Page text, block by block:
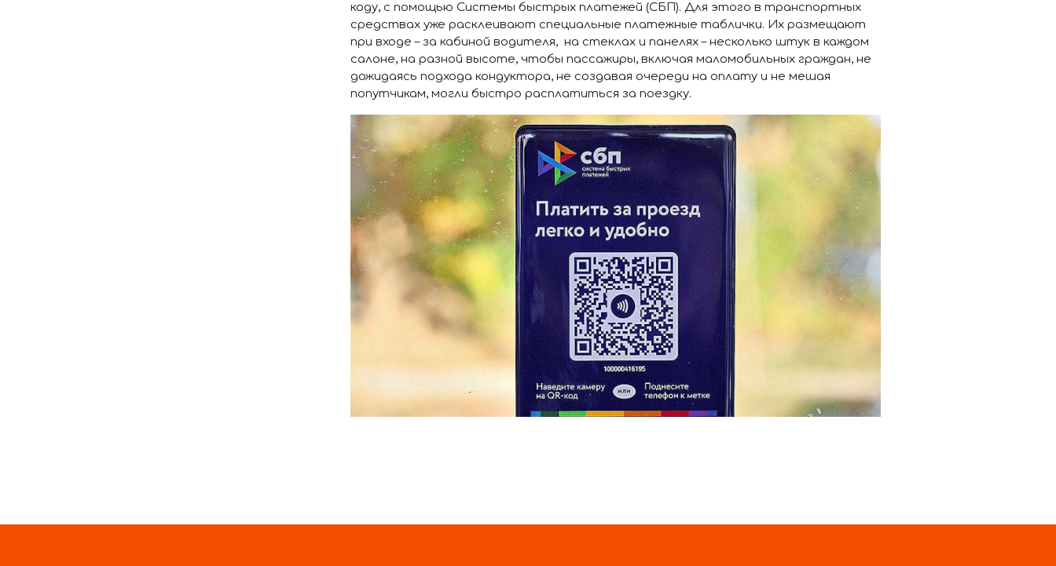
коду, с помощью Системы быстрых платежей (СБП). Для этого в транспортных
средствах уже расклеивают специальные платежные таблички. Их размещают
при входе – за кабиной водителя, на стеклах и панелях – несколько штук в каждом
салоне, на разной высоте, чтобы пассажиры, включая маломобильных граждан, не
дожидаясь подхода кондуктора, не создавая очереди на оплату и не мешая
попутчикам, могли быстро расплатиться за поездку.
код. Если зайти в свой мобильный банк, значок кода отобразится, останется лишь